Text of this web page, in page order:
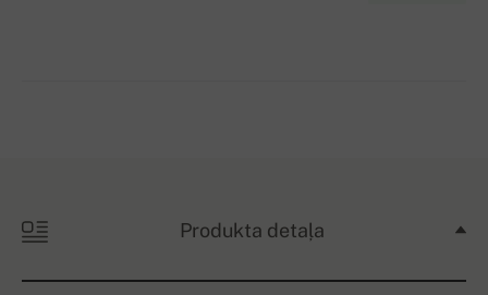
Produkta detaļa